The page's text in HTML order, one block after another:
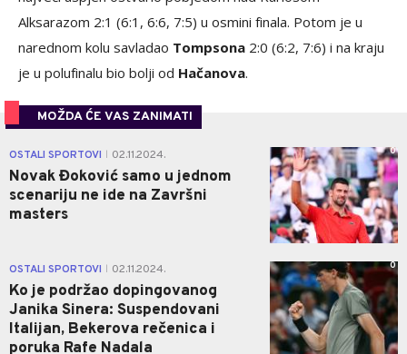
Alksarazom 2:1 (6:1, 6:6, 7:5) u osmini finala. Potom je u
narednom kolu savladao Tompsona 2:0 (6:2, 7:6) i na kraju
je u polufinalu bio bolji od Hačanova.
MOŽDA ĆE VAS ZANIMATI
OSTALI SPORTOVI 02.11.2024.
Novak Đoković samo u jednom
scenariju ne ide na Završni
masters
0
OSTALI SPORTOVI 02.11.2024.
Ko je podržao dopingovanog
Janika Sinera: Suspendovani
Italijan, Bekerova rečenica i
poruka Rafe Nadala
0